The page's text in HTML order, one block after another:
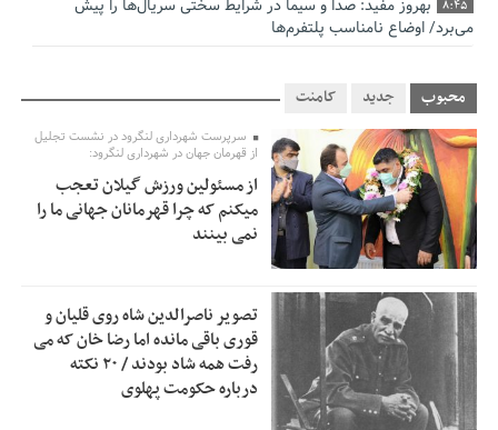
8:45
بهروز مفید: صدا و سیما در شرایط سختی سریال‌ها را پیش
می‌برد/ اوضاع نامناسب پلتفرم‌ها
بانوان با موتور به‌ صرفه‌تر است
7:00
استاندار گیلان خواستار بررسی دقیق کنوانسیون خزر پیش از
تصویب در مجلس شد
0:51
پزشکیان‌: بهترین زمان برای دستیابی به توافق شرایط کنونی است/
از حقوق ملت کوتاه نمی‌آییم
13:01
عارف: جنگ اصلی امروز، جنگ روایت‌ها بر سر امید و هویت ملی
است
12:57
هشدار معاون وظیفه عمومی گیلان به سربازان فراری؛ اعطای
معافیت شایعه است
12:54
پاکستان: باید در برابر اسرائیل متحد شویم؛ عادی‌سازی هیچ
سودی ندارد
محبوب جدید کامنت
سرپرست شهرداری لنگرود در نشست تجلیل
از قهرمان جهان در شهرداری لنگرود:
از مسئولین ورزش گیلان تعجب
میکنم که چرا قهرمانان جهانی ما را
نمی بینند
تصویر ناصرالدین شاه روی قلیان و
قوری باقی مانده اما رضا خان که می
رفت همه شاد بودند / ۲۰ نکته
درباره حکومت پهلوی